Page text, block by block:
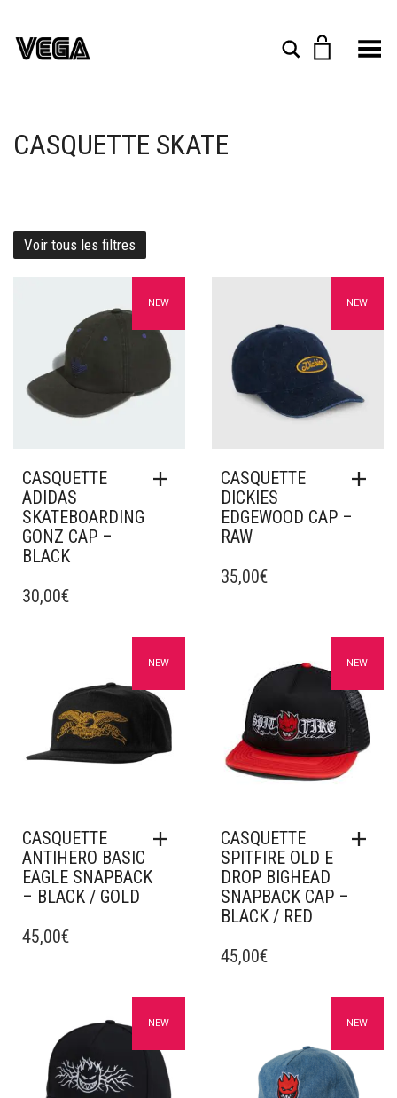
Rechercher
Toggle Menu
CASQUETTE SKATE
Voir tous les filtres
Ajouter à mes favorisNEW
CASQUETTE
ADIDAS
SKATEBOARDING
GONZ CAP –
BLACK
30,00€
Ajouter à mes favorisNEW
CASQUETTE
DICKIES
EDGEWOOD CAP –
RAW
35,00€
Ajouter à mes favorisNEW
CASQUETTE
ANTIHERO BASIC
EAGLE SNAPBACK
– BLACK / GOLD
45,00€
Ajouter à mes favorisNEW
CASQUETTE
SPITFIRE OLD E
DROP BIGHEAD
SNAPBACK CAP –
BLACK / RED
45,00€
Ajouter à mes favorisNEW Ajouter à mes favorisNEW